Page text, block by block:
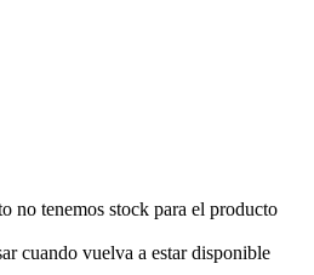
no tenemos stock para el producto
cuando vuelva a estar disponible